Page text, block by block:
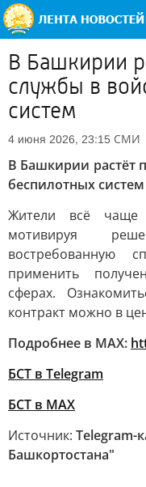
В Башкирии
службы в
систем
4 июня 2026, 23:15 СМИ
В Башкирии растёт
беспилотных систем
Жители всё чаще
мотивируя
востребованную
применить
сферах.
контракт можно в
Подробнее в MAX:
БСТ в Telegram
БСТ в МАХ
Источник: Telegram-
Башкортостана"